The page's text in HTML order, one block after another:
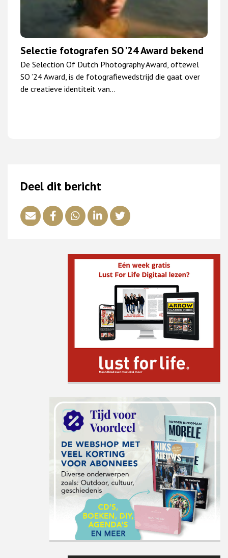
Selectie fotografen SO ’24 Award bekend
De Selection Of Dutch Photography Award, oftewel
SO ’24 Award, is de fotografiewedstrijd die gaat over
de creatieve identiteit van…
Deel dit bericht